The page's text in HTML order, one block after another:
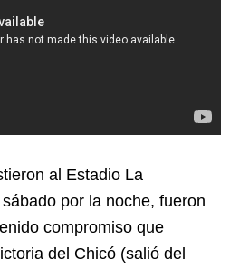
al Estadio La
por la noche, fueron
compromiso que
del Chicó (salió del